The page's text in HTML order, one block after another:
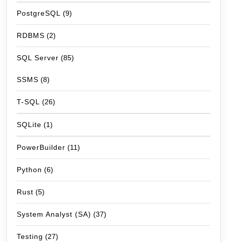
PostgreSQL (9)
RDBMS (2)
SQL Server (85)
SSMS (8)
T-SQL (26)
SQLite (1)
PowerBuilder (11)
Python (6)
Rust (5)
System Analyst (SA) (37)
Testing (27)